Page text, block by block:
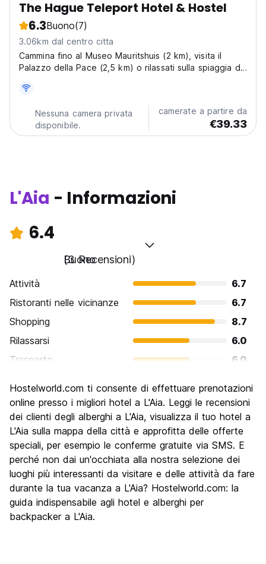
The Hague Teleport Hotel & Hostel
6.3Buono(7)
3.06km dal centro citta
Cammina fino al Museo Mauritshuis (2 km), visita il
Palazzo della Pace (2,5 km) o rilassati sulla spiaggia di
Nessuna camera privata
disponibile.
camerate a partire da
€39.33
L'Aia - Informazioni
6.4
Buono
(3 Recensioni)
Attività
6.7
Ristoranti nelle vicinanze
6.7
Shopping
8.7
Rilassarsi
6.0
Trasporto
6.0
Luoghi di interesse culturale
6.7
Festa / Vita notturna
4.7
Qualita' Prezzo
5.3
Hostelworld.com ti consente di effettuare prenotazioni
online presso i migliori hotel a L'Aia. Leggi le recensioni
dei clienti degli alberghi a L'Aia, visualizza il tuo hotel a
L'Aia sulla mappa della città e approfitta delle offerte
speciali, per esempio le conferme gratuite via SMS. E
perché non dai un'occhiata alla nostra selezione dei
luoghi più interessanti da visitare e delle attività da fare
durante la tua vacanza a L'Aia? Hostelworld.com: la
guida indispensabile agli hotel e alberghi per
backpacker a L'Aia.